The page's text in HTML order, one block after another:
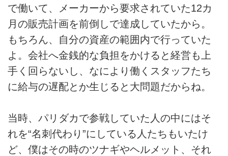
で働いて、メーカーから要求されていた12カ
月の販売計画を前倒しで達成していたから。
もちろん、自分の資産の範囲内で行っていた
よ。会社へ金銭的な負担をかけると経営も上
手く回らないし、なにより働くスタッフたち
に給与の遅配とか生じると大問題だからね。
当時、パリダカで参戦していた人の中にはそ
れを“名刺代わり”にしている人たちもいたけ
ど、僕はその時のツナギやヘルメット、それ